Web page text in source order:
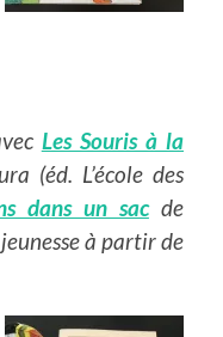
Les Souris à la
(éd. L’école des
dans un sacde
à partir de